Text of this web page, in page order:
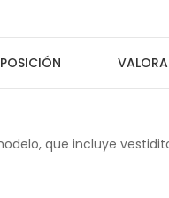
que incluye